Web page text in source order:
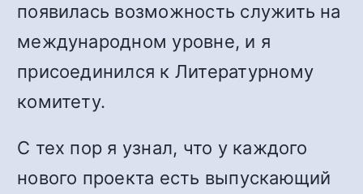
появилась возможность служить на
международном уровне, и я
присоединился к Литературному
комитету.
С тех пор я узнал, что у каждого
нового проекта есть выпускающий